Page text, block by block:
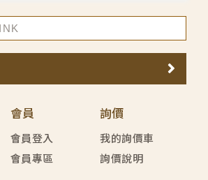
會員
會員登入
會員專區
詢價
我的詢價車
詢價說明